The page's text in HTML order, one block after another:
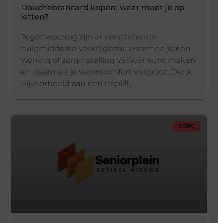
Douchebrancard kopen: waar moet je op
letten?
Tegenwoordig zijn er verschillende
hulpmiddelen verkrijgbaar, waarmee je een
woning of zorginstelling veiliger kunt maken
en daarmee je wooncomfort vergroot. Denk
bijvoorbeeld aan een traplift,
ZORG